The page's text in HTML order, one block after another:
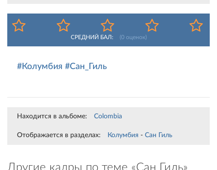
СРЕДНИЙ БАЛ: (0оценок)
#Колумбия #Сан_Гиль
Находится в альбоме: Colombia
Отображается в разделах: Колумбия - Сан Гиль
Другие кадры по теме «Сан Гиль»